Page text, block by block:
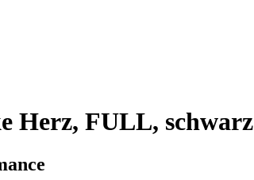
Herz, FULL, schwarz